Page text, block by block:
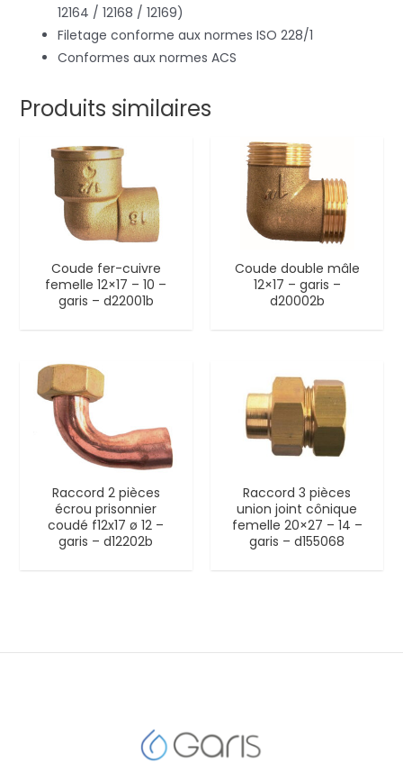
12164 / 12168 / 12169)
Filetage conforme aux normes ISO 228/1
Conformes aux normes ACS
Produits similaires
Coude fer-cuivre
femelle 12×17 – 10 –
garis – d22001b
Coude double mâle
12×17 – garis –
d20002b
Raccord 2 pièces
écrou prisonnier
coudé f12x17 ø 12 –
garis – d12202b
Raccord 3 pièces
union joint cônique
femelle 20×27 – 14 –
garis – d155068